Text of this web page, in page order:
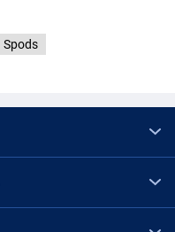
Spods